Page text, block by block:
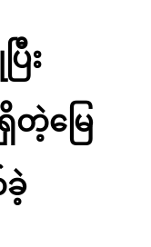
း
မြေ